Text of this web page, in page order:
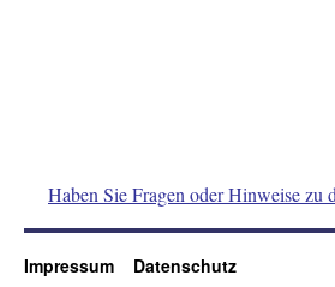
Haben Sie Fragen oder Hinweise zu
Impressum Datenschutz